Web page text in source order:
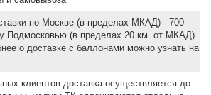
по Москве (в пределах МКАД) - 700
Подмосковью (в пределах 20 км. от МКАД)
о доставке с баллонами можно узнать на
клиентов доставка осуществляется до